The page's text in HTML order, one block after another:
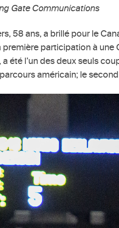
Gate Communications
58 ans, a brillé pour le
première participation à une
a été l’un des deux seuls
américain; le